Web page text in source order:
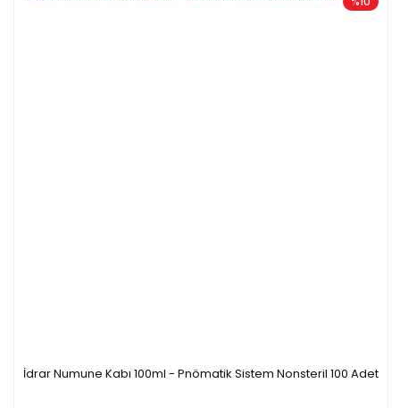
İdrar Numune Kabı 100ml - Pnömatik Sistem Nonsteril 100 Adet